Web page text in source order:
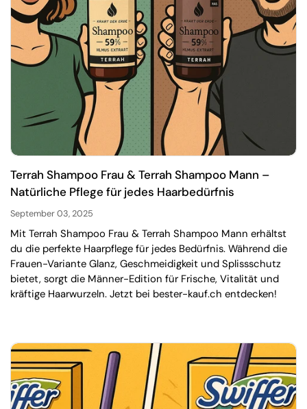
Terrah Shampoo Frau & Terrah Shampoo Mann –
Natürliche Pflege für jedes Haarbedürfnis
September 03, 2025
Mit Terrah Shampoo Frau & Terrah Shampoo Mann erhältst
du die perfekte Haarpflege für jedes Bedürfnis. Während die
Frauen-Variante Glanz, Geschmeidigkeit und Splissschutz
bietet, sorgt die Männer-Edition für Frische, Vitalität und
kräftige Haarwurzeln. Jetzt bei bester-kauf.ch entdecken!